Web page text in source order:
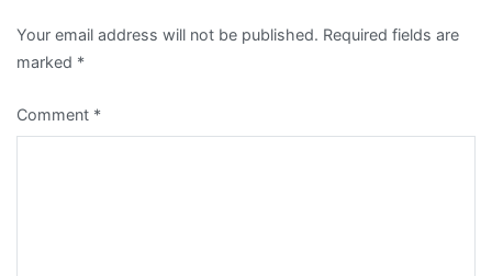
Your email address will not be published. Required fields are
marked *
Comment *